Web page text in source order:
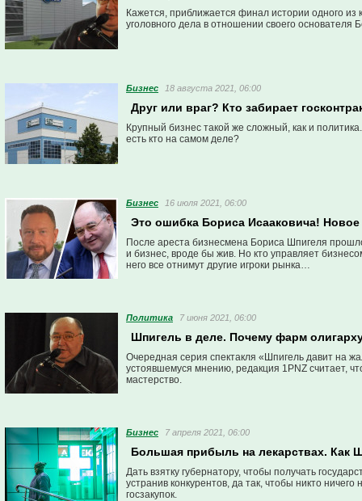
Кажется, приближается финал истории одного
уголовного дела в отношении своего
Бизнес 18 августа 2021, 06:00
Друг или враг? Кто забирает
Крупный бизнес такой же сложный, как и
есть кто на самом деле?
Бизнес 16 июля 2021, 06:00
Это ошибка Бориса Исааковича!
После ареста бизнесмена Бориса Шпигеля
и бизнес, вроде бы жив. Но кто управляет
него все отнимут другие игроки рынка…
Политика 7 июня 2021, 06:00
Шпигель в деле. Почему фарм
Очередная серия спектакля «Шпигель давит на
устоявшемуся мнению, редакция 1PNZ считает,
мастерство.
Бизнес 7 апреля 2021, 06:00
Большая прибыль на лекарствах. Как
Дать взятку губернатору, чтобы получать
устранив конкурентов, да так, чтобы никто
госзакупок.